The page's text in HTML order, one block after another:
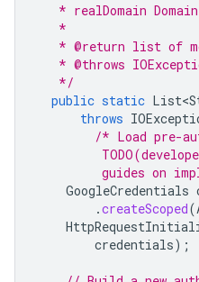
* realDomain
   *
* @return list of
* @throws
   */
public static
throws
/* Load pre-
guides on
GoogleCredentials
.createScoped(
credentials);